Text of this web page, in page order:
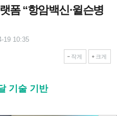
폼 “항암백신·윌슨병
19 10:35
작게 크게
기술 기반